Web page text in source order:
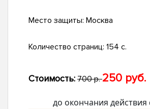
Место защиты: Москва
Количество страниц: 154 с.
Стоимость: 700 р.250 руб.
до окончания действия